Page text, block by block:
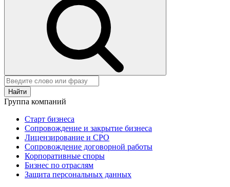
Найти
Группа компаний
Старт бизнеса
Сопровождение и закрытие бизнеса
Лицензирование и СРО
Сопровождение договорной работы
Корпоративные споры
Бизнес по отраслям
Защита персональных данных